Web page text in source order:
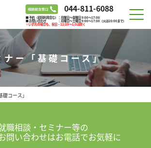
044-811-6088
■ 予約（初回利用含む）：月曜日～金曜日 9:00～17:00
■ お問い合わせ ：月曜日～土曜日 9:00～17:00（火は20:00まで）
※いずれの場合も、祝日・12/29～1/3は除く
ナー「基礎コース」
コース」
職相談・セミナー等の
問い合わせはお電話でお気軽に